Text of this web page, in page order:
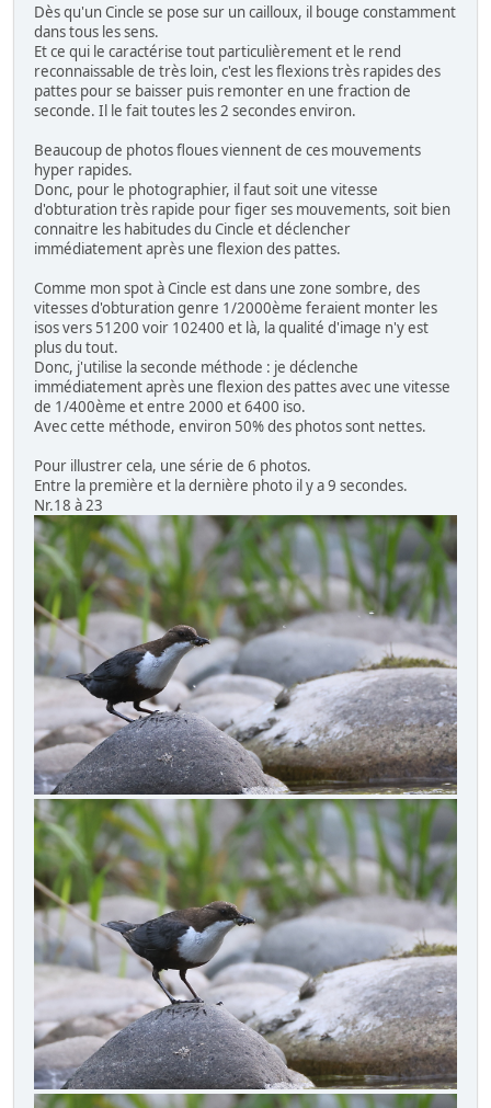
Dès qu'un Cincle se pose sur un cailloux, il bouge constamment
dans tous les sens.
Et ce qui le caractérise tout particulièrement et le rend
reconnaissable de très loin, c'est les flexions très rapides des
pattes pour se baisser puis remonter en une fraction de
seconde. Il le fait toutes les 2 secondes environ.
Beaucoup de photos floues viennent de ces mouvements
hyper rapides.
Donc, pour le photographier, il faut soit une vitesse
d'obturation très rapide pour figer ses mouvements, soit bien
connaitre les habitudes du Cincle et déclencher
immédiatement après une flexion des pattes.
Comme mon spot à Cincle est dans une zone sombre, des
vitesses d'obturation genre 1/2000ème feraient monter les
isos vers 51200 voir 102400 et là, la qualité d'image n'y est
plus du tout.
Donc, j'utilise la seconde méthode : je déclenche
immédiatement après une flexion des pattes avec une vitesse
de 1/400ème et entre 2000 et 6400 iso.
Avec cette méthode, environ 50% des photos sont nettes.
Pour illustrer cela, une série de 6 photos.
Entre la première et la dernière photo il y a 9 secondes.
Nr.18 à 23